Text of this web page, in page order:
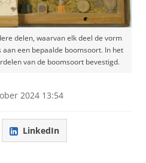
delen, waarvan elk deel de vorm
een bepaalde boomsoort. In het
van de boomsoort bevestigd.
2024 13:54
LinkedIn